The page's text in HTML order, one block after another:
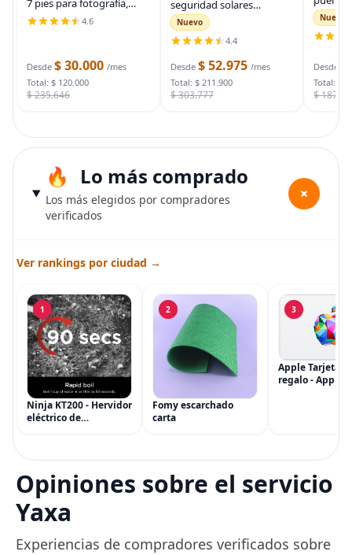
7 pies para fotografía,
soporte de trípode
portátil para fotos y
con funda de
4.6
Desde $ 30.000 /mes
Total: $ 120.000
$ 235.646
seguridad solares
inalámbricas para
exteriores, cámara WiFi 2K
para sistema de
seguridad del hogar,
cámara de vigilancia
Nuevo
4.4
Desde $ 52.975 /mes
Total: $ 211.900
$ 303.777
auto,
para
bolsa
Nuevo
Desde
Total: $
$
Lo más comprado
Los más elegidos por compradores
verificados
+
Ver rankings por ciudad →
1
Ninja KT200 - Hervidor
eléctrico de
ajuste de temperatura
de Acero
2
Fomy escarchado
carta
3
Apple Tarjeta
regalo - App
Opiniones sobre el servicio
Yaxa
Experiencias de compradores verificados sobre